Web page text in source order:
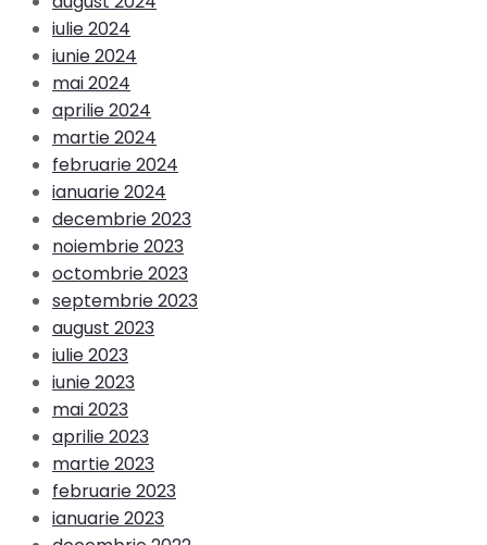
iulie 2024
iunie 2024
mai 2024
aprilie 2024
martie 2024
februarie 2024
ianuarie 2024
decembrie 2023
noiembrie 2023
octombrie 2023
septembrie 2023
august 2023
iulie 2023
iunie 2023
mai 2023
aprilie 2023
martie 2023
februarie 2023
ianuarie 2023